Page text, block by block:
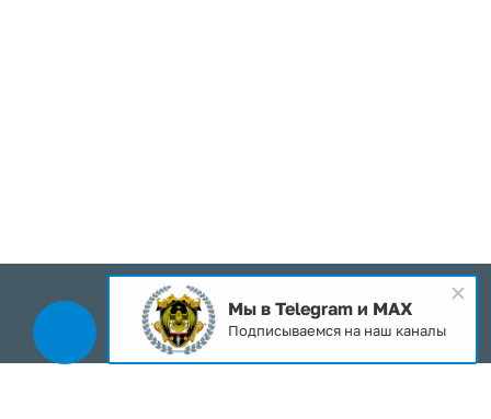
2026 © Все права защищены
Мы в Telegram и MAX
Подписываемся на наш каналы